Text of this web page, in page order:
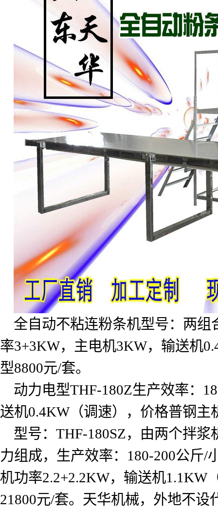
全自动不粘连粉条机型号：两组
率3+3KW，主电机3KW，输送机
型8800元/套。
动力电型THF-180Z生产效率：
送机0.4KW（调速），价格普钢主
型号： THF-180SZ ，由两个拌浆
力组成，生产效率： 180-200公斤/
机功率2.2+2.2KW，输送机1.1KW
21800元/套。天华机械，外地不设